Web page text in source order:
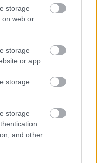
storage
on web or
storage
or app.
storage
storage
and other